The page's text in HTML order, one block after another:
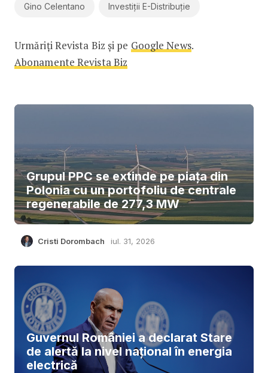
Gino Celentano Investiții E-Distribuție
Urmăriți Revista Biz și pe Google News.
Abonamente Revista Biz
Grupul PPC se extinde pe piața din
Polonia cu un portofoliu de centrale
regenerabile de 277,3 MW
Cristi Dorombach iul. 31, 2026
Guvernul României a declarat Stare
de alertă la nivel național în energia
electrică